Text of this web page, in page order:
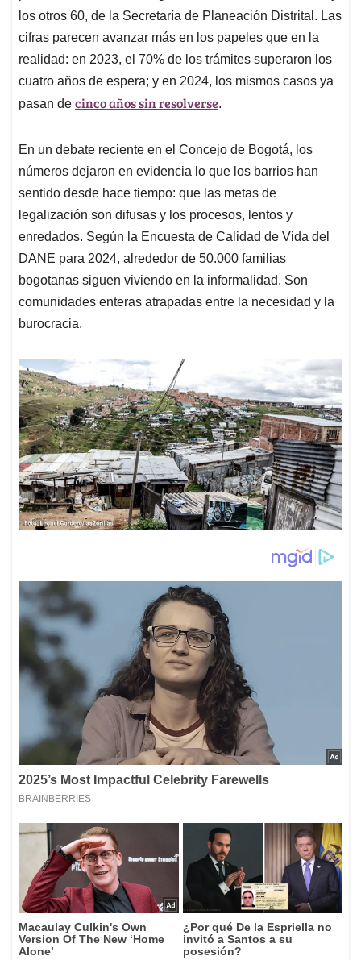
los otros 60, de la Secretaría de Planeación Distrital. Las
cifras parecen avanzar más en los papeles que en la
realidad: en 2023, el 70% de los trámites superaron los
cuatro años de espera; y en 2024, los mismos casos ya
pasan de cinco años sin resolverse.
En un debate reciente en el Concejo de Bogotá, los
números dejaron en evidencia lo que los barrios han
sentido desde hace tiempo: que las metas de
legalización son difusas y los procesos, lentos y
enredados. Según la Encuesta de Calidad de Vida del
DANE para 2024, alrededor de 50.000 familias
bogotanas siguen viviendo en la informalidad. Son
comunidades enteras atrapadas entre la necesidad y la
burocracia.